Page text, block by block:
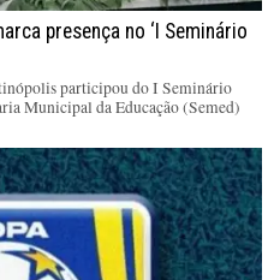
presença no ‘I Seminário
participou do I Seminário
Municipal da Educação (Semed)